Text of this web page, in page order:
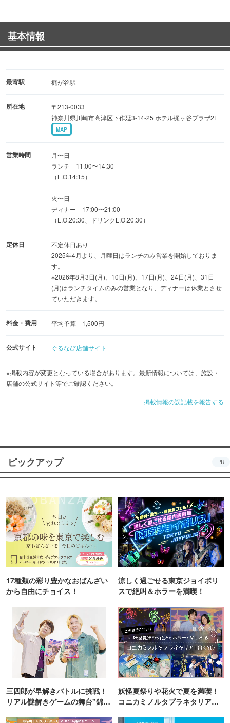
◆お子様用のメニューもございます。お子様も喜ぶ【お子
様宴会コース】は2000円〜!
会コース】
籠包贅沢9品 4,000円※お料理のみ（+2000円で飲み放題付
ご予算や食材などご相談もOK！お気軽にご相談を！
スタッフ一同、心よりお待ちしております。
基本情報
最寄駅 梶が谷駅
所在地
〒213-0033
神奈川県川崎市高津区下作延3-14-25 ホテル梶ヶ谷プラザ2F
MAP
営業時間
月〜日
ランチ 11:00〜14:30
（L.O.14:15）
火〜日
ディナー 17:00〜21:00
（L.O.20:30、ドリンクL.O.20:30）
定休日
不定休日あり
2025年4月より、月曜日はランチのみ営業を開始しておりま
す。
※2026年8月3日(月)、10日(月)、17日(月)、24日(月)、31日
(月)はランチタイムのみの営業となり、ディナーは休業とさせ
ていただきます。
料金・費用 平均予算 1,500円
公式サイト ぐるなび店舗サイト
※掲載内容が変更となっている場合があります。最新情報については、施設・
店舗の公式サイト等でご確認ください。
掲載情報の誤記載を報告する
ピックアップ PR
17種類の彩り豊かなおばんざい
から自由にチョイス！
涼しく過ごせる東京ジョイポリ
スで絶叫＆ホラーを満喫！
三四郎が早解きバトルに挑戦！
リアル謎解きゲームの舞台"錦糸
妖怪夏祭りや花火で夏を満喫！
コニカミノルタプラネタリア